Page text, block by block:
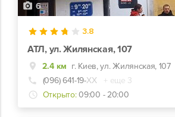
6
3.8
АТЛ, ул. Жилянская, 107
2.4 км г. Киев, ул. Жилянская, 107
(096) 641-19-ХХ
+ еще 3
Открыто: 09:00 - 20:00